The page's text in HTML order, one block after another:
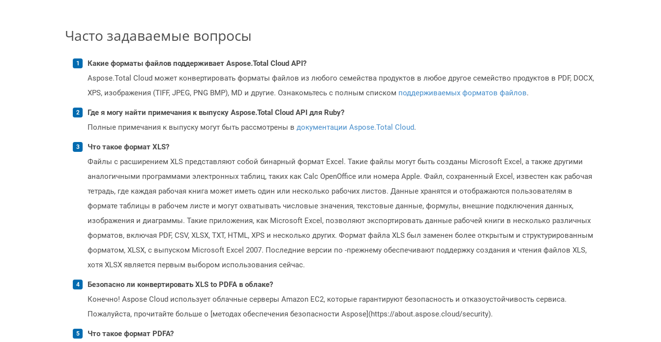
Часто задаваемые вопросы
Какие форматы файлов поддерживает Aspose.Total Cloud API?
Aspose.Total Cloud может конвертировать форматы файлов из любого семейства продуктов в любое другое семейство продуктов в PDF, DOCX,
XPS, изображения (TIFF, JPEG, PNG BMP), MD и другие. Ознакомьтесь с полным списком поддерживаемых форматов файлов.
Где я могу найти примечания к выпуску Aspose.Total Cloud API для Ruby?
Полные примечания к выпуску могут быть рассмотрены в документации Aspose.Total Cloud.
Что такое формат XLS?
Файлы с расширением XLS представляют собой бинарный формат Excel. Такие файлы могут быть созданы Microsoft Excel, а также другими
аналогичными программами электронных таблиц, таких как Calc OpenOffice или номера Apple. Файл, сохраненный Excel, известен как рабочая
тетрадь, где каждая рабочая книга может иметь один или несколько рабочих листов. Данные хранятся и отображаются пользователям в
формате таблицы в рабочем листе и могут охватывать числовые значения, текстовые данные, формулы, внешние подключения данных,
изображения и диаграммы. Такие приложения, как Microsoft Excel, позволяют экспортировать данные рабочей книги в несколько различных
форматов, включая PDF, CSV, XLSX, TXT, HTML, XPS и несколько других. Формат файла XLS был заменен более открытым и структурированным
форматом, XLSX, с выпуском Microsoft Excel 2007. Последние версии по -прежнему обеспечивают поддержку создания и чтения файлов XLS,
хотя XLSX является первым выбором использования сейчас.
Безопасно ли конвертировать XLS to PDFA в облаке?
Конечно! Aspose Cloud использует облачные серверы Amazon EC2, которые гарантируют безопасность и отказоустойчивость сервиса.
Пожалуйста, прочитайте больше о [методах обеспечения безопасности Aspose](https://about.aspose.cloud/security).
Что такое формат PDFA?